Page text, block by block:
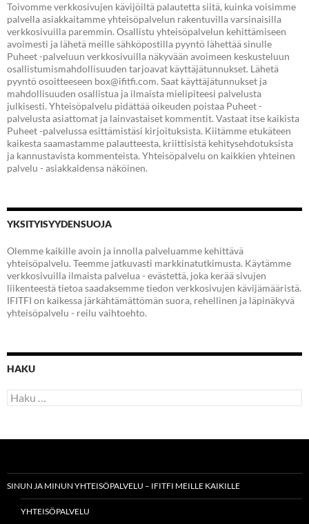
Toivomme verkkosivujen kävijöiltä palautetta siitä, kuinka voisimme
palvella asiakkaitamme yhteisöpalvelun rakentuvilla varsinaisilla
verkkosivuilla paremmin. Osallistu yhteisöpalvelun kehittämiseen
avoimesti ja lähetä meille sähköpostilla pyyntö lähettää sinulle
Puheet -palveluun verkkosivuilla näkyvään avoimeen keskusteluun
osallistumismahdollisuuden tarjoavat käyttäjätunnukset. Lähetä
pyyntö osoitteeseen box@ifitfi.com. Saat käyttäjätunnukset ja
mahdollisuuden osallistua ja ilmaista mielipiteesi palvelusta
julkisesti. Yhteisöpalvelu pidättää oikeuden poistaa Puheet -
palvelusta asiattomat ja lainvastaiset kommentit. Vastaat itse kaikista
Puheet -palvelussa esittämistäsi kirjoituksista. Kiitämme etukäteen
kaikesta saamastamme palautteesta, kriittisistä kehitysehdotuksista
ja kannustavista kommenteista. Yhteisöpalvelu on kaikkien yhteinen
palvelu - asiakkaidensa näköinen.
YKSITYISYYDENSUOJA
Olemme kaikille avoin ja innolla palveluamme kehittävä
yhteisöpalvelu. Teemme jatkuvasti markkinatutkimusta. Käytämme
verkkosivuilla ilmaista palvelua - evästettä, joka kerää sivujen
liikenteestä tietoa saadaksemme tiedon verkkosivujen kävijämääristä.
IFITFI on kaikessa järkähtämättömän suora, rehellinen ja läpinäkyvä
yhteisöpalvelu - reilu vaihtoehto.
HAKU
Haku:
SINUN JA MINUN YHTEISÖPALVELU – IFITFI MEILLE KAIKILLE
YHTEISÖPALVELU